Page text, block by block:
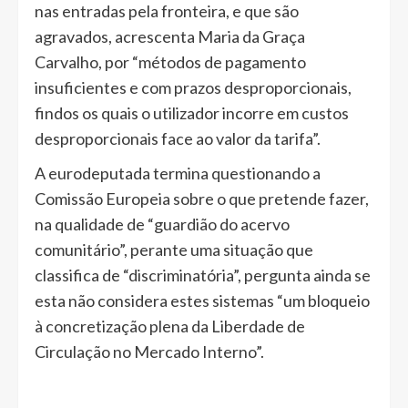
nas entradas pela fronteira, e que são
agravados, acrescenta Maria da Graça
Carvalho, por “métodos de pagamento
insuficientes e com prazos desproporcionais,
findos os quais o utilizador incorre em custos
desproporcionais face ao valor da tarifa”.
A eurodeputada termina questionando a
Comissão Europeia sobre o que pretende fazer,
na qualidade de “guardião do acervo
comunitário”, perante uma situação que
classifica de “discriminatória”, pergunta ainda se
esta não considera estes sistemas “um bloqueio
à concretização plena da Liberdade de
Circulação no Mercado Interno”.